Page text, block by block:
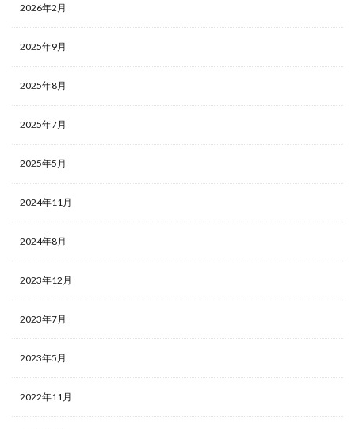
2026年2月
2025年9月
2025年8月
2025年7月
2025年5月
2024年11月
2024年8月
2023年12月
2023年7月
2023年5月
2022年11月